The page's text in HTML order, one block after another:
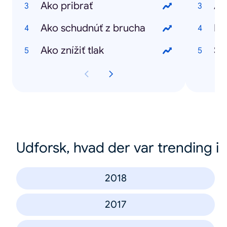
Ako pribrať
Ako schudnúť z brucha
Ako znížiť tlak
Udforsk, hvad der var trending i
2018
2017